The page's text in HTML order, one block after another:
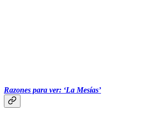
Razones para ver: ‘La Mesías’